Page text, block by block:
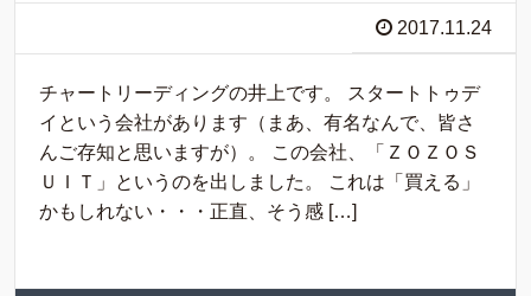
2017.11.24
チャートリーディングの井上です。 スタートトゥデ
イという会社があります（まあ、有名なんで、皆さ
んご存知と思いますが）。 この会社、「ＺＯＺＯＳ
ＵＩＴ」というのを出しました。 これは「買える」
かもしれない・・・正直、そう感 […]